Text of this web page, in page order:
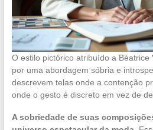
O estilo pictórico atribuído a Béatrice
por uma abordagem sóbria e
descrevem telas onde a contenção
onde o gesto é discreto em vez de
A sobriedade de suas